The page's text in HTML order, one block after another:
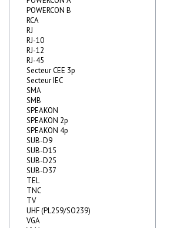
POWERCON B
RCA
RJ
RJ-10
RJ-12
RJ-45
Secteur CEE 3p
Secteur IEC
SMA
SMB
SPEAKON
SPEAKON 2p
SPEAKON 4p
SUB-D9
SUB-D15
SUB-D25
SUB-D37
TEL
TNC
TV
UHF (PL259/SO239)
VGA